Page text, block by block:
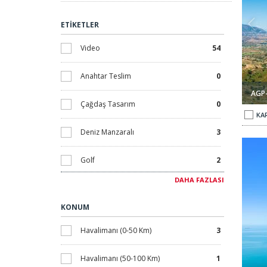
ETİKETLER
Video 54
Anahtar Teslim 0
Çağdaş Tasarım 0
Deniz Manzaralı 3
Golf 2
İndirimli 0
Kampanyalar 0
DAHA FAZLASI
KONUM
Havalimanı (0-50 Km) 3
Havalimanı (50-100 Km) 1